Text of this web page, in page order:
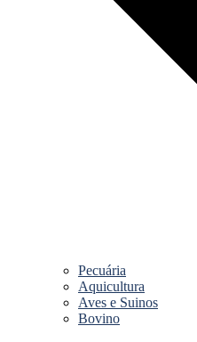
Pecuária
Aquicultura
Aves e Suinos
Bovino